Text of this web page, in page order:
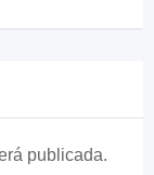
publicada.